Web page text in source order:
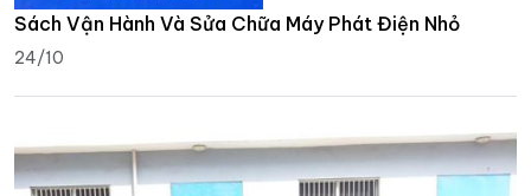
Sách Vận Hành Và Sửa Chữa Máy Phát Điện Nhỏ
24/10